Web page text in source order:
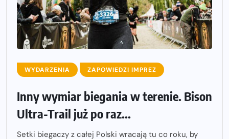
WYDARZENIA ZAPOWIEDZI IMPREZ
Inny wymiar biegania w terenie. Bison
Ultra-Trail już po raz...
Setki biegaczy z całej Polski wracają tu co roku, by